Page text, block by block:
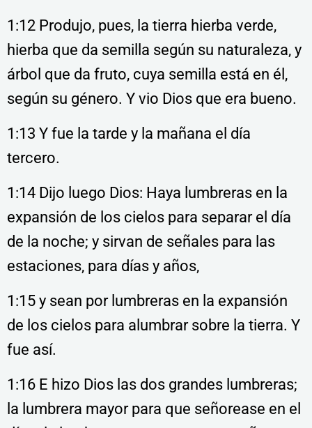
1:12 Produjo, pues, la tierra hierba verde,
hierba que da semilla según su naturaleza, y
árbol que da fruto, cuya semilla está en él,
según su género. Y vio Dios que era bueno.
1:13 Y fue la tarde y la mañana el día
tercero.
1:14 Dijo luego Dios: Haya lumbreras en la
expansión de los cielos para separar el día
de la noche; y sirvan de señales para las
estaciones, para días y años,
1:15 y sean por lumbreras en la expansión
de los cielos para alumbrar sobre la tierra. Y
fue así.
1:16 E hizo Dios las dos grandes lumbreras;
la lumbrera mayor para que señorease en el